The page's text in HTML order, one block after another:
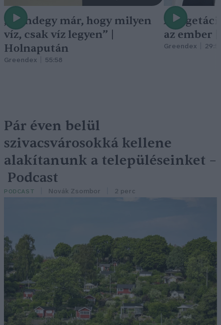
„Mindegy már, hogy milyen
víz, csak víz legyen” |
Holnapután
Greendex 55:58
A
az ember
Greendex
Pár éven belül
szivacsvárosokká kellene
alakítanunk a településeinket –
Podcast
PODCAST Novák Zsombor 2 perc